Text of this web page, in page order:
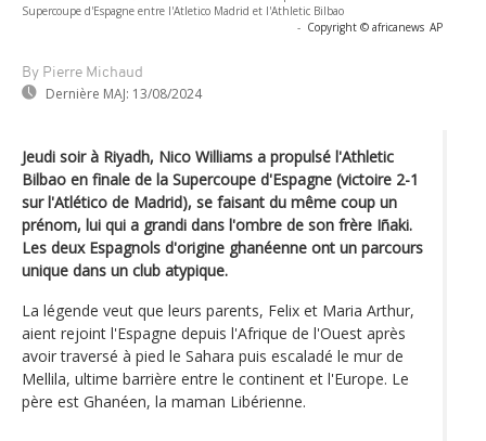
Supercoupe d'Espagne entre l'Atletico Madrid et l'Athletic Bilbao
- Copyright © africanews AP
By Pierre Michaud
Dernière MAJ: 13/08/2024
Jeudi soir à Riyadh, Nico Williams a propulsé l'Athletic
Bilbao en finale de la Supercoupe d'Espagne (victoire 2-1
sur l'Atlético de Madrid), se faisant du même coup un
prénom, lui qui a grandi dans l'ombre de son frère Iñaki.
Les deux Espagnols d'origine ghanéenne ont un parcours
unique dans un club atypique.
La légende veut que leurs parents, Felix et Maria Arthur,
aient rejoint l'Espagne depuis l'Afrique de l'Ouest après
avoir traversé à pied le Sahara puis escaladé le mur de
Mellila, ultime barrière entre le continent et l'Europe. Le
père est Ghanéen, la maman Libérienne.